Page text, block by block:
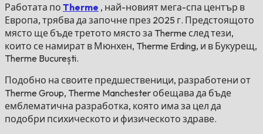
Работата по Therme , най-новият мега-спа център в
Европа, трябва да започне през 2025 г. Предстоящото
място ще бъде третото място за Therme след тези,
които се намират в Мюнхен, Therme Erding, и в Букурещ,
Therme București.
Подобно на своите предшественици, разработени от
Therme Group, Therme Manchester обещава да бъде
емблематична разработка, която има за цел да
подобри психическото и физическото здраве.